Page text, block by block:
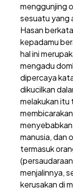
menggunjing
sesuatu yang
Hasan
kepadamu
hal ini
mengadu
dipercaya
dikucilkan
melakukan
manusia, dan
termasuk
menjalinnya,
kerusakan di